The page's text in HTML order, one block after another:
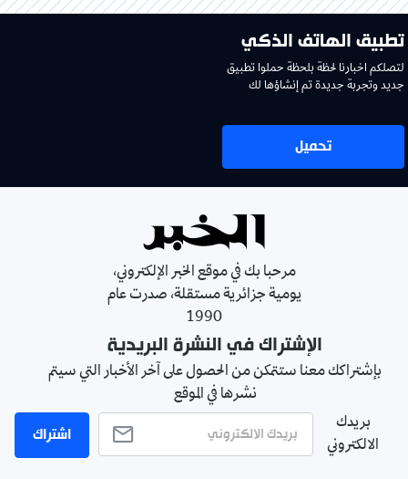
تطبيق الهاتف الذكي
لتصلكم اخبارنا لحظة بلحظة حملوا تطبيق
جديد وتجربة جديدة تم إنشاؤها لك
تحميل
مرحبا بك في موقع الخبر الإلكتروني،
يومية جزائرية مستقلة، صدرت عام
1990
الإشتراك في النشرة البريدية
بإشتراكك معنا ستتمكن من الحصول على آخر الأخبار التي سيتم
نشرها في الموقع
بريدك
الالكتروني
اشتراك